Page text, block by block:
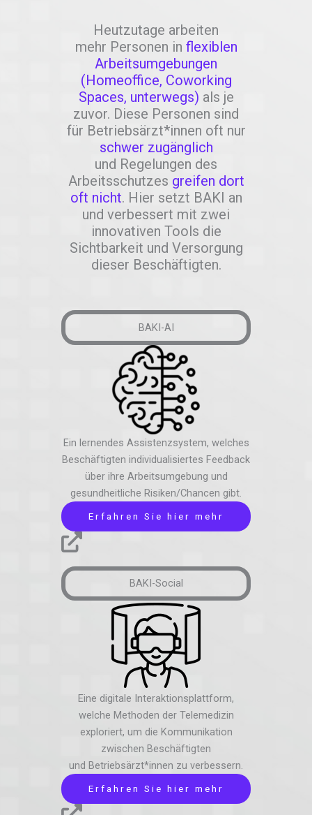
Heutzutage arbeiten
mehr Personen in flexiblen
Arbeitsumgebungen
(Homeoffice, Coworking
Spaces, unterwegs) als je
zuvor. Diese Personen sind
für Betriebsärzt*innen oft nur
schwer zugänglich
und Regelungen des
Arbeitsschutzes greifen dort
oft nicht. Hier setzt BAKI an
und verbessert mit zwei
innovativen Tools die
Sichtbarkeit und Versorgung
dieser Beschäftigten.
BAKI-AI
Ein lernendes Assistenzsystem, welches
Beschäftigten individualisiertes Feedback
über ihre Arbeitsumgebung und
gesundheitliche Risiken/Chancen gibt.
Erfahren Sie hier mehr
BAKI-Social
Eine digitale Interaktionsplattform,
welche Methoden der Telemedizin
exploriert, um die Kommunikation
zwischen Beschäftigten
und Betriebsärzt*innen zu verbessern.
Erfahren Sie hier mehr